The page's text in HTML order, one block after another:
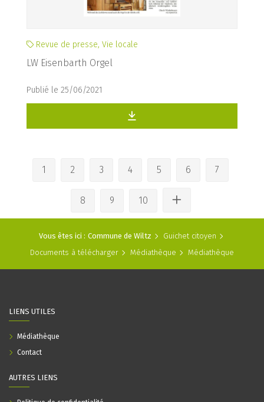
Revue de presse, Vie locale
LW Eisenbarth Orgel
Publié le 25/06/2021
1 2 3 4 5 6 7
8 9 10
Vous êtes ici : Commune de Wiltz
Guichet citoyen
Documents à télécharger
Médiathèque Médiathèque
LIENS UTILES
Médiathèque
Contact
AUTRES LIENS